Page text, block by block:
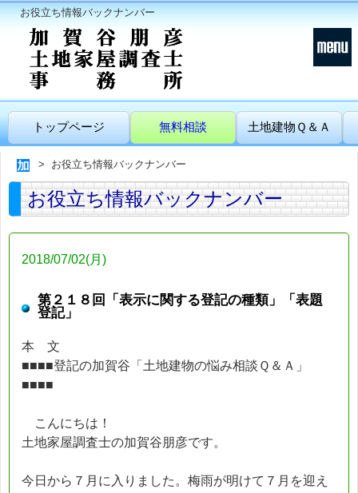
お役立ち情報バックナンバー
トップページ 無料相談 土地建物Ｑ＆Ａ
お役立ち情報バックナンバー
お役立ち情報バックナンバー
2018/07/02(月)
第２１８回「表示に関する登記の種類」「表題
登記」
本 文
■■■■登記の加賀谷「土地建物の悩み相談Ｑ＆Ａ」
■■■■
こんにちは！
土地家屋調査士の加賀谷朋彦です。
今日から７月に入りました。梅雨が明けて７月を迎え